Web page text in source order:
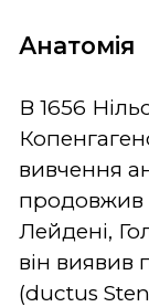
Анатомія
В 1656
вивчення
продовжив
Лейдені,
він виявив
(ductus